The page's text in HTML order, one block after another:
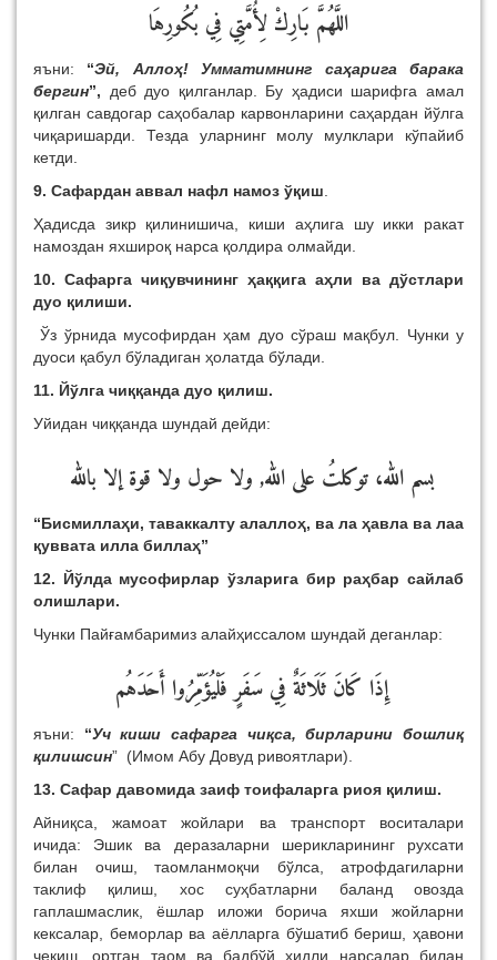
اللَّهُمَّ بَارِكْ لِأُمَّتِي فِي بُكُورِهَا
яъни: “Эй, Аллоҳ! Умматимнинг саҳарига барака
бергин”,
деб дуо қилганлар. Бу ҳадиси шарифга амал
қилган савдогар саҳобалар карвонларини саҳардан йўлга
чиқаришарди. Тезда уларнинг молу мулклари кўпайиб
кетди.
9. Сафардан аввал нафл намоз ўқиш
Ҳадисда зикр қилинишича, киши аҳлига шу икки ракат
намоздан яхшироқ нарса қолдира олмайди.
10. Сафарга чиқувчининг ҳаққига аҳли ва дўстлари
дуо қилиши.
Ўз ўрнида мусофирдан ҳам дуо сўраш мақбул. Чунки у
дуоси қабул бўладиган ҳолатда бўлади.
11. Йўлга чиққанда дуо қилиш.
Уйидан чиққанда шундай дейди:
بسم الله، توكلتُ على الله, ولا حول ولا قوة إلا بالله
“Бисмиллаҳи, таваккалту алаллоҳ, ва ла ҳавла ва лаа
қуввата илла биллаҳ”
12. Йўлда мусофирлар ўзларига бир раҳбар сайлаб
олишлари.
Чунки Пайғамбаримиз алайҳиссалом шундай деганлар:
إِذَا كَانَ ثَلَاثَةٌ فِي سَفَرٍ فَلْيُؤَمِّرُوا أَحَدَهُم
яъни: “Уч киши сафарга чиқса, бирларини бошлиқ
қилишсин” (Имом Абу Довуд ривоятлари).
13. Сафар давомида заиф тоифаларга риоя қилиш.
Айниқса, жамоат жойлари ва транспорт воситалари
ичида: Эшик ва деразаларни шерикларининг рухсати
билан очиш, таомланмоқчи бўлса, атрофдагиларни
таклиф қилиш, хос суҳбатларни баланд овозда
гаплашмаслик, ёшлар иложи борича яхши жойларни
кексалар, беморлар ва аёлларга бўшатиб бериш, ҳавони
чекиш, ортган таом ва бадбўй ҳидли нарсалар билан